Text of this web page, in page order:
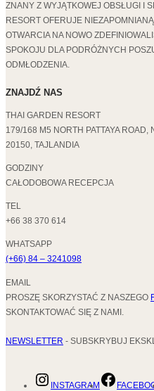
ZNANY Z WYJĄTKOWEJ OBSŁUGI I
RESORT OFERUJE
OTWARCIA NA NOWO
SPOKOJU DLA PODRÓŻNYCH
ODMŁODZENIA.
ZNAJDŹ NAS
THAI GARDEN RESORT
179/168 M5 NORTH PATTAYA
20150, TAJLANDIA
GODZINY
CAŁODOBOWA RECEPCJA
TEL
+66 38 370 614
WHATSAPP
(+66) 84 – 3241098
EMAIL
PROSZĘ SKORZYSTAĆ Z NASZEGO
SKONTAKTOWAĆ SIĘ Z NAMI.
NEWSLETTER - SUBSKRYBUJ
INSTAGRAM